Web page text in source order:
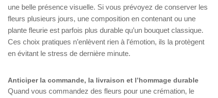
une belle présence visuelle. Si vous prévoyez de conserver les
fleurs plusieurs jours, une composition en contenant ou une
plante fleurie est parfois plus durable qu’un bouquet classique.
Ces choix pratiques n’enlèvent rien à l’émotion, ils la protègent
en évitant le stress de dernière minute.
Anticiper la commande, la livraison et l’hommage durable
Quand vous commandez des fleurs pour une crémation, le